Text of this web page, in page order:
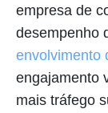
empresa de
desempenho
envolvimento
engajamento
mais tráfego